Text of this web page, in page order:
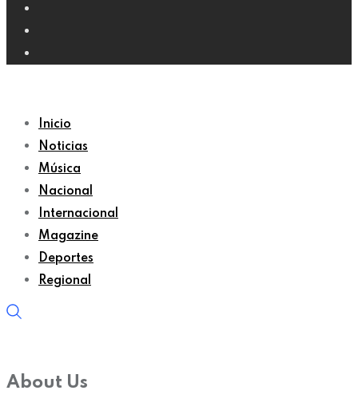
Inicio
Noticias
Música
Nacional
Internacional
Magazine
Deportes
Regional
About Us